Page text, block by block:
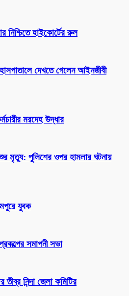
নিশ্চিতে হাইকোর্টের রুল
দেখতে গেলেন আইনজীবী
মরদেহ উদ্ধার
মৃত্যু: পুলিশের ওপর হামলার ঘটনায়
যুবক
সমাপনী সভা
নিন্দা জেলা কমিটির